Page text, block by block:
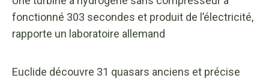
fonctionné 303 secondes et produit de l’électricité,
rapporte un laboratoire allemand
Euclide découvre 31 quasars anciens et précise